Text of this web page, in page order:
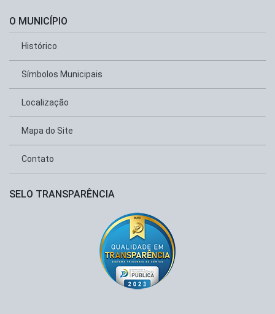
O MUNICÍPIO
Histórico
Símbolos Municipais
Localização
Mapa do Site
Contato
SELO TRANSPARÊNCIA